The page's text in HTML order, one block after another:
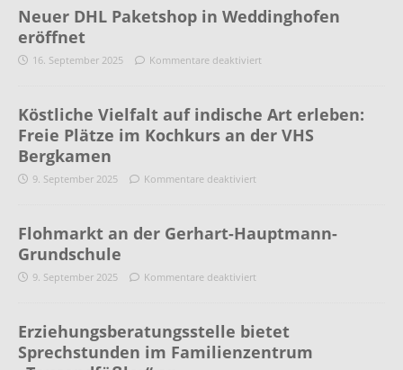
Neuer DHL Paketshop in Weddinghofen
eröffnet
16. September 2025 Kommentare deaktiviert
Köstliche Vielfalt auf indische Art erleben:
Freie Plätze im Kochkurs an der VHS
Bergkamen
9. September 2025 Kommentare deaktiviert
Flohmarkt an der Gerhart-Hauptmann-
Grundschule
9. September 2025 Kommentare deaktiviert
Erziehungsberatungsstelle bietet
Sprechstunden im Familienzentrum